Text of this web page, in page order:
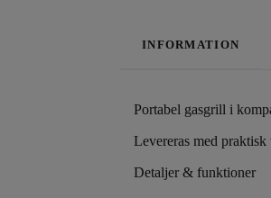
INFORMATION
Portabel gasgrill i
Levereras med
Detaljer & funktioner